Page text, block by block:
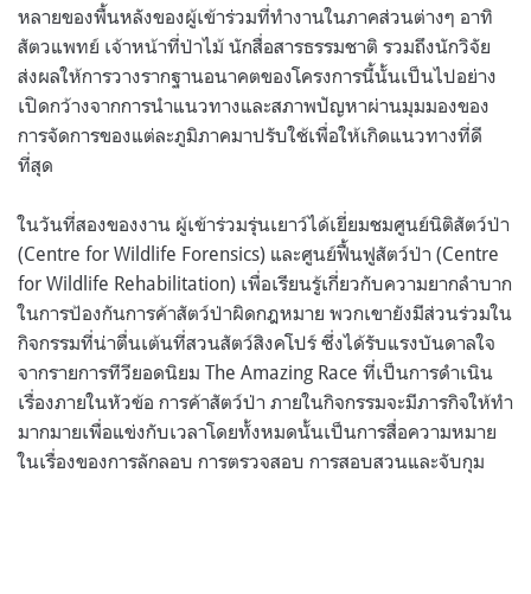
หลายของพื้นหลังของผู้เข้าร่วมที่ทำงานในภาคส่วนต่างๆ อาทิ
สัตวแพทย์ เจ้าหน้าที่ป่าไม้ นักสื่อสารธรรมชาติ รวมถึงนักวิจัย
ส่งผลให้การวางรากฐานอนาคตของโครงการนี้นั้นเป็นไปอย่าง
เปิดกว้างจากการนำแนวทางและสภาพปัญหาผ่านมุมมองของ
การจัดการของแต่ละภูมิภาคมาปรับใช้เพื่อให้เกิดแนวทางที่ดี
ที่สุด
ในวันที่สองของงาน ผู้เข้าร่วมรุ่นเยาว์ได้เยี่ยมชมศูนย์นิติสัตว์ป่า
(Centre for Wildlife Forensics) และศูนย์ฟื้นฟูสัตว์ป่า (Centre
for Wildlife Rehabilitation) เพื่อเรียนรู้เกี่ยวกับความยากลำบาก
ในการป้องกันการค้าสัตว์ป่าผิดกฎหมาย พวกเขายังมีส่วนร่วมใน
กิจกรรมที่น่าตื่นเต้นที่สวนสัตว์สิงคโปร์ ซึ่งได้รับแรงบันดาลใจ
จากรายการทีวียอดนิยม The Amazing Race ที่เป็นการดำเนิน
เรื่องภายในหัวข้อ การค้าสัตว์ป่า ภายในกิจกรรมจะมีภารกิจให้ทำ
มากมายเพื่อแข่งกับเวลาโดยทั้งหมดนั้นเป็นการสื่อความหมาย
ในเรื่องของการลักลอบ การตรวจสอบ การสอบสวนและจับกุม